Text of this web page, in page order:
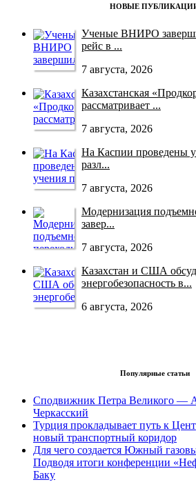
НОВЫЕ
Ученые ВНИРО
рейс в ...
7 августа, 2026
Казахстанская
рассматривает ...
7 августа, 2026
На Каспии проведены
разл...
7 августа, 2026
Модернизация
завер...
7 августа, 2026
Казахстан и США
энергобезопасность в...
6 августа, 2026
Популярные статьи
Сподвижник Петра Великого —
Черкасский
Турция прокладывает путь к
новый транспортный коридор
Для чего создается Южный
Подводя итоги конференции
Баку